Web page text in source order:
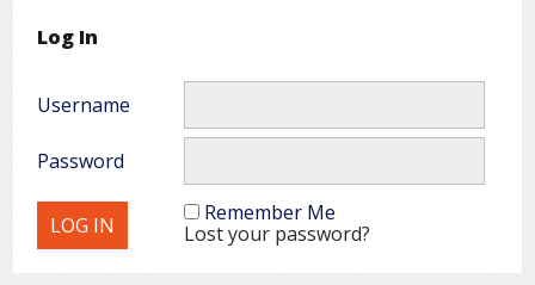
Log In
Username
Password
Remember Me
Lost your password?